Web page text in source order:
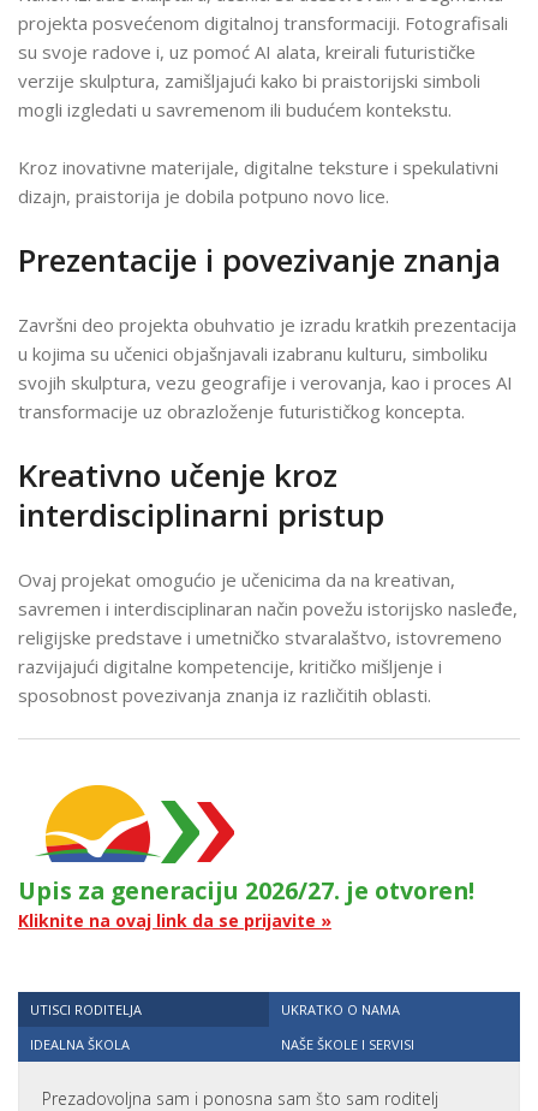
projekta posvećenom digitalnoj transformaciji. Fotografisali
su svoje radove i, uz pomoć AI alata, kreirali futurističke
verzije skulptura, zamišljajući kako bi praistorijski simboli
mogli izgledati u savremenom ili budućem kontekstu.
Kroz inovativne materijale, digitalne teksture i spekulativni
dizajn, praistorija je dobila potpuno novo lice.
Prezentacije i povezivanje znanja
Završni deo projekta obuhvatio je izradu kratkih prezentacija
u kojima su učenici objašnjavali izabranu kulturu, simboliku
svojih skulptura, vezu geografije i verovanja, kao i proces AI
transformacije uz obrazloženje futurističkog koncepta.
Kreativno učenje kroz
interdisciplinarni pristup
Ovaj projekat omogućio je učenicima da na kreativan,
savremen i interdisciplinaran način povežu istorijsko nasleđe,
religijske predstave i umetničko stvaralaštvo, istovremeno
razvijajući digitalne kompetencije, kritičko mišljenje i
sposobnost povezivanja znanja iz različitih oblasti.
Upis za generaciju 2026/27. je otvoren!
Kliknite na ovaj link da se prijavite »
UTISCI RODITELJA
UKRATKO O NAMA
IDEALNA ŠKOLA
NAŠE ŠKOLE I SERVISI
Prezadovoljna sam i ponosna sam što sam roditelj